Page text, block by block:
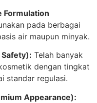
Formulation
pada berbagai
air maupun minyak.
Telah banyak
dengan tingkat
standar regulasi.
Appearance):